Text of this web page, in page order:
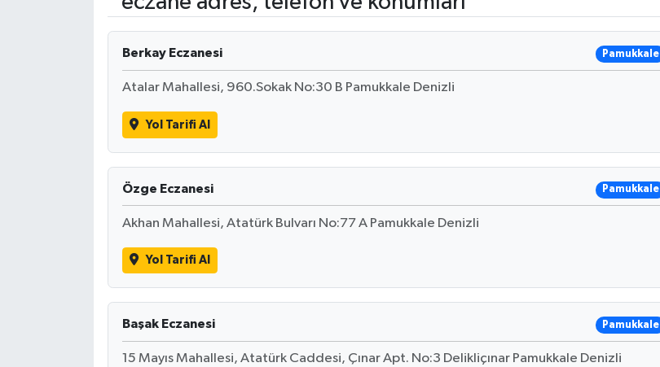
Berkay Eczanesi Pamukkale
Atalar Mahallesi, 960.Sokak No:30 B Pamukkale Denizli
Yol Tarifi Al
Özge Eczanesi Pamukkale
Akhan Mahallesi, Atatürk Bulvarı No:77 A Pamukkale Denizli
Yol Tarifi Al
Başak Eczanesi Pamukkale
15 Mayıs Mahallesi, Atatürk Caddesi, Çınar Apt. No:3 Delikliçınar Pamukkale Denizli
Hava Durumu
Kültür Sanat
Resmî ilanlar